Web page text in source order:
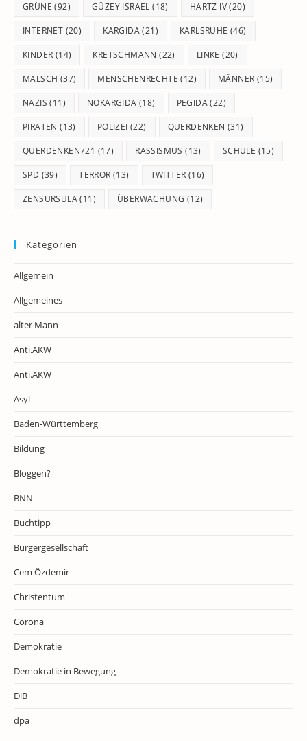
GRÜNE (92) GÜZEY ISRAEL (18) HARTZ IV(20)
INTERNET (20) KARGIDA(21) KARLSRUHE (46)
KINDER (14) KRETSCHMANN (22) LINKE (20)
MALSCH (37) MENSCHENRECHTE (12) MÄNNER (15)
NAZIS (11) NOKARGIDA (18) PEGIDA(22)
PIRATEN (13) POLIZEI (22) QUERDENKEN (31)
QUERDENKEN721 (17) RASSISMUS (13) SCHULE (15)
SPD (39) TERROR (13) TWITTER (16)
ZENSURSULA(11) ÜBERWACHUNG (12)
Kategorien
Allgemein
Allgemeines
alter Mann
Anti.AKW
Anti.AKW
Asyl
Baden-Württemberg
Bildung
Bloggen?
BNN
Buchtipp
Bürgergesellschaft
Cem Özdemir
Christentum
Corona
Demokratie
Demokratie in Bewegung
DiB
dpa